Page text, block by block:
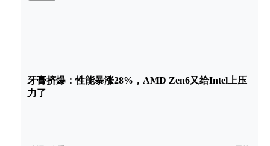
牙膏挤爆：性能暴涨28%，AMD Zen6又给Intel上压
力了